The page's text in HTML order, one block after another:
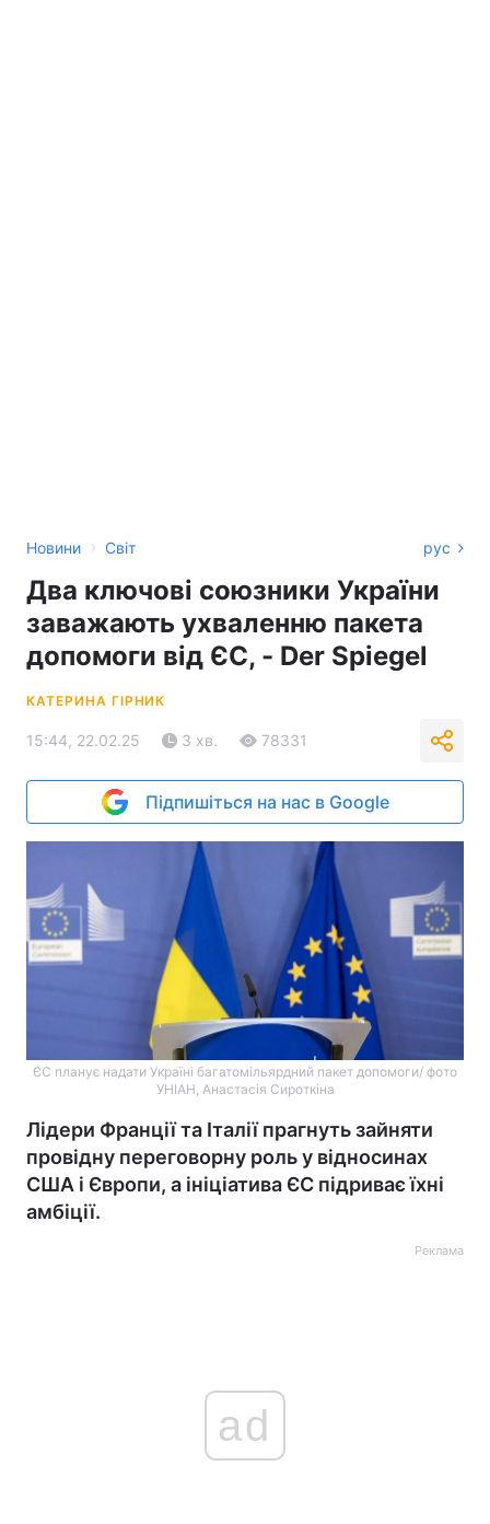
Новини › Світ рус
Два ключові союзники України
заважають ухваленню пакета
допомоги від ЄС, - Der Spiegel
КАТЕРИНА ГІРНИК
15:44, 22.02.25 3 хв. 78331
Підпишіться на нас в Google
ЄС планує надати Україні багатомільярдний пакет допомоги/ фото
УНІАН, Анастасія Сироткіна
Лідери Франції та Італії прагнуть зайняти
провідну переговорну роль у відносинах
США і Європи, а ініціатива ЄС підриває їхні
амбіції.
Реклама
ad